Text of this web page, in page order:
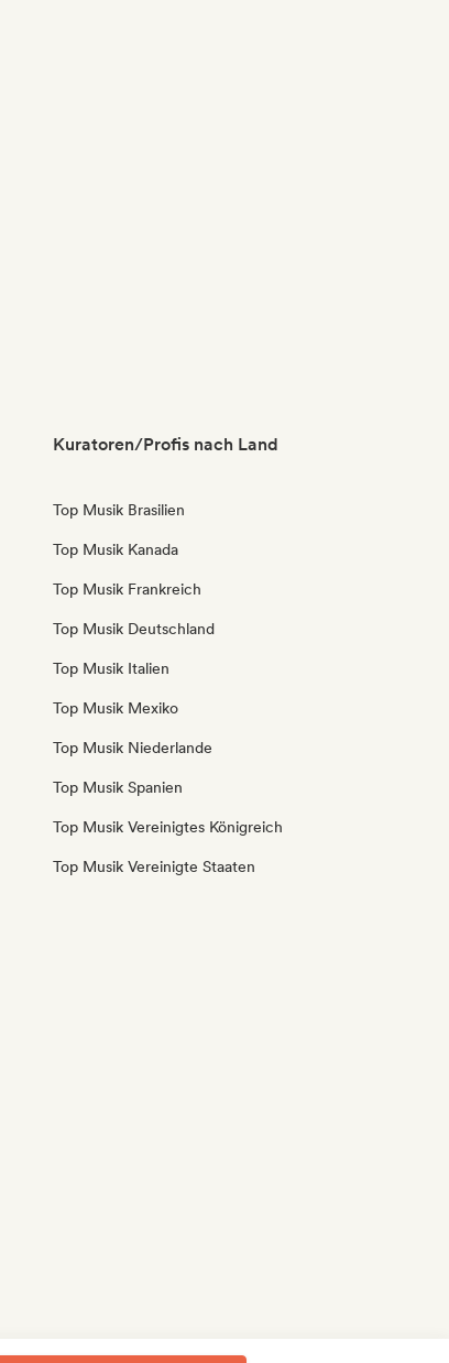
Kuratoren/Profis nach Land
Top Musik Brasilien
Top Musik Kanada
Top Musik Frankreich
Top Musik Deutschland
Top Musik Italien
Top Musik Mexiko
Top Musik Niederlande
Top Musik Spanien
Top Musik Vereinigtes Königreich
Top Musik Vereinigte Staaten